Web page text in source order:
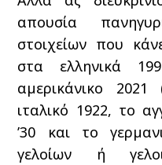
απουσία
στοιχείων που
στα ελληνικά
αμερικάνικο
ιταλικό 1922, το
’30 και το
γελοίων ή